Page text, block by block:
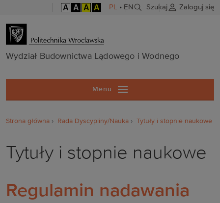
A A A A PL • EN Szukaj Zaloguj się
Wydział
Wydział Budownictwa Lądowego i Wodnego
Menu
Strona główna Rada Dyscypliny/Nauka Tytuły i stopnie naukowe
Tytuły i stopnie naukowe
Regulamin nadawania